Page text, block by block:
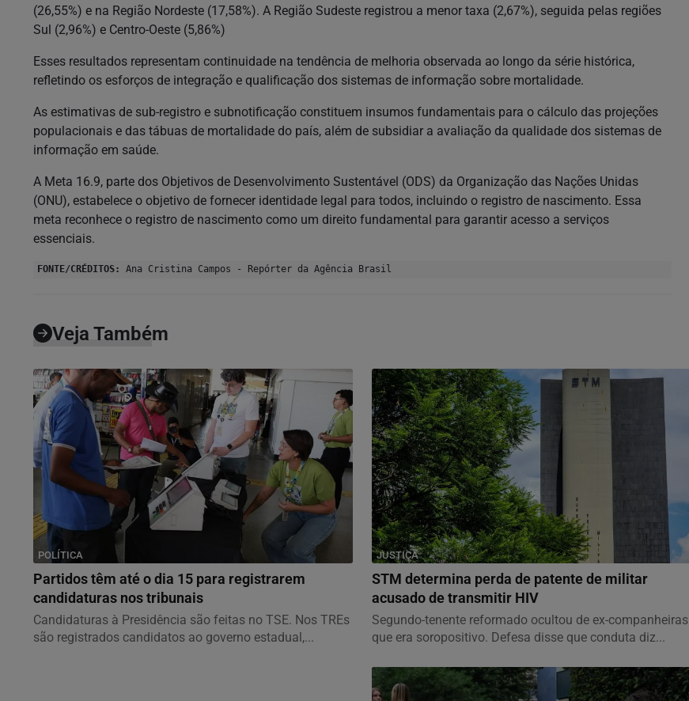
(26,55%) e na Região Nordeste (17,58%). A Região Sudeste registrou a menor taxa (2,67%), seguida pelas regiões
Sul (2,96%) e Centro-Oeste (5,86%)
Esses resultados representam continuidade na tendência de melhoria observada ao longo da série histórica,
refletindo os esforços de integração e qualificação dos sistemas de informação sobre mortalidade.
As estimativas de sub-registro e subnotificação constituem insumos fundamentais para o cálculo das projeções
populacionais e das tábuas de mortalidade do país, além de subsidiar a avaliação da qualidade dos sistemas de
informação em saúde.
A Meta 16.9, parte dos Objetivos de Desenvolvimento Sustentável (ODS) da Organização das Nações Unidas
(ONU), estabelece o objetivo de fornecer identidade legal para todos, incluindo o registro de nascimento. Essa
meta reconhece o registro de nascimento como um direito fundamental para garantir acesso a serviços
essenciais.
FONTE/CRÉDITOS: Ana Cristina Campos - Repórter da Agência Brasil
Veja Também
POLÍTICA
Partidos têm até o dia 15 para registrarem
candidaturas nos tribunais
Candidaturas à Presidência são feitas no TSE. Nos TREs
são registrados candidatos ao governo estadual,...
JUSTIÇA
STM determina perda de patente de militar
acusado de transmitir HIV
Segundo-tenente reformado ocultou de ex-companheiras
que era soropositivo. Defesa disse que conduta diz...